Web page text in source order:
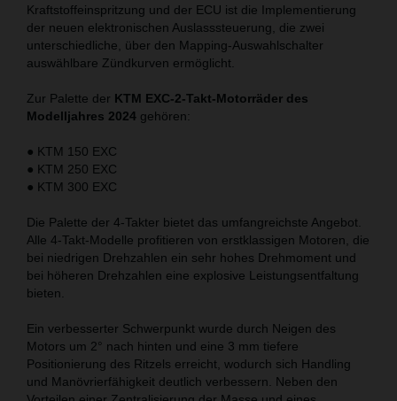
Kraftstoffeinspritzung und der ECU ist die Implementierung
der neuen elektronischen Auslasssteuerung, die zwei
unterschiedliche, über den Mapping-Auswahlschalter
auswählbare Zündkurven ermöglicht.
Zur Palette der KTM EXC-2-Takt-Motorräder des
Modelljahres 2024 gehören:
● KTM 150 EXC
● KTM 250 EXC
● KTM 300 EXC
Die Palette der 4-Takter bietet das umfangreichste Angebot.
Alle 4-Takt-Modelle profitieren von erstklassigen Motoren, die
bei niedrigen Drehzahlen ein sehr hohes Drehmoment und
bei höheren Drehzahlen eine explosive Leistungsentfaltung
bieten.
Ein verbesserter Schwerpunkt wurde durch Neigen des
Motors um 2° nach hinten und eine 3 mm tiefere
Positionierung des Ritzels erreicht, wodurch sich Handling
und Manövrierfähigkeit deutlich verbessern. Neben den